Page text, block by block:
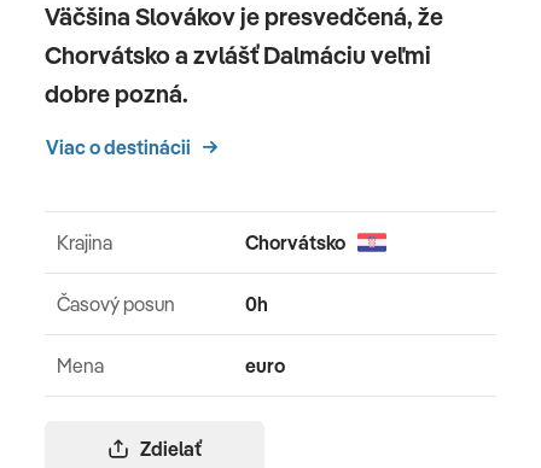
Väčšina Slovákov je presvedčená, že
Chorvátsko a zvlášť Dalmáciu veľmi
dobre pozná.
Viac o destinácii
Zdielať
Krajina Chorvátsko
Časový posun 0h
Mena euro